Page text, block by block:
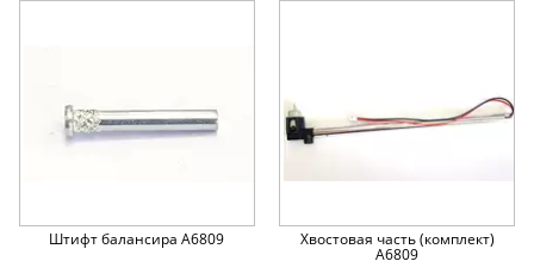
Штифт балансира A6809 Хвостовая часть (комплект)
A6809